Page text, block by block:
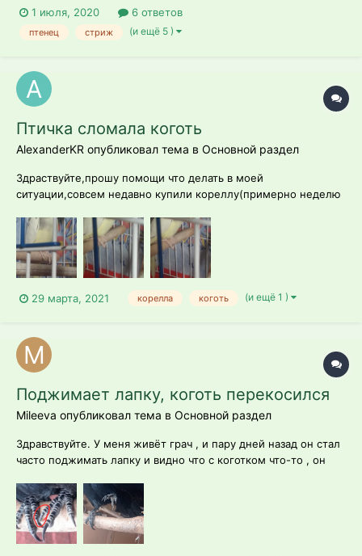
1 июля, 2020 6 ответов
птенец стриж (и ещё 5 )
Птичка сломала коготь
AlexanderKR опубликовал тема в Основной раздел
Здраствуйте,прошу помощи что делать в моей
ситуации,совсем недавно купили кореллу(примерно неделю
обрадовались,прыгал по всей клетке,чирикал,и вот заметил
что он сидит на месте и подгинает лапку,и у него сломан
коготок,по клетке не бегает только...
29 марта, 2021 корелла коготь (и ещё 1 )
Поджимает лапку, коготь перекосился
Mileeva опубликовал тема в Основной раздел
Здравствуйте. У меня живёт грач , и пару дней назад он стал
часто поджимать лапку и видно что с коготком что-то , он
этим делать?( И ещё одно , грач последние дни начал будто
брызгать слюной, клацает клювом будто пытаетс...